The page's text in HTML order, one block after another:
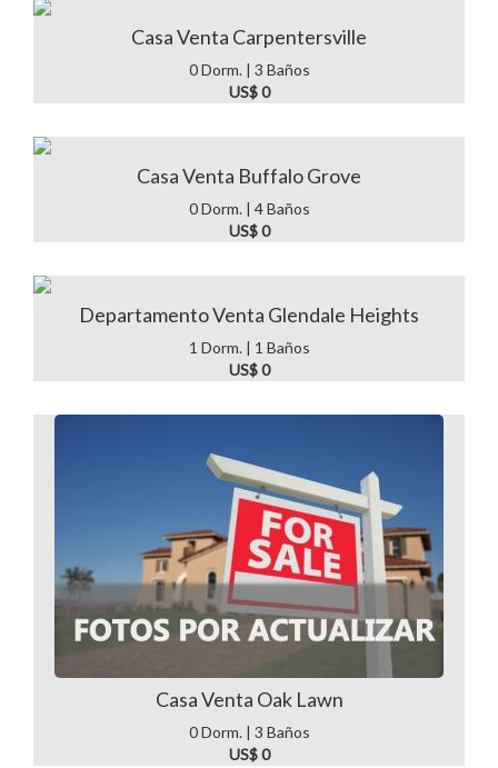
Casa Venta Carpentersville
0 Dorm. | 3 Baños
US$ 0
Casa Venta Buffalo Grove
0 Dorm. | 4 Baños
US$ 0
Departamento Venta Glendale Heights
1 Dorm. | 1 Baños
US$ 0
Casa Venta Oak Lawn
0 Dorm. | 3 Baños
US$ 0